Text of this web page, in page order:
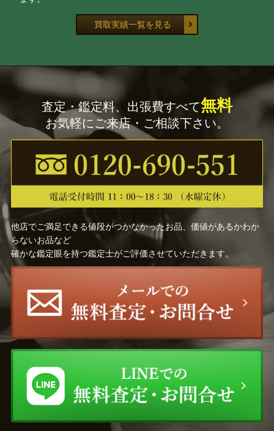
買取実績一覧を見る
査定・鑑定料、出張費すべて無料
お気軽にご来店・ご相談下さい。
他店でご満足できる値段がつかなかったお品、価値があるかわか
らないお品など
確かな鑑定眼を持つ鑑定士がご評価させていただきます。